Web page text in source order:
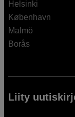
Helsinki
København
Malmö
Borås
Liity